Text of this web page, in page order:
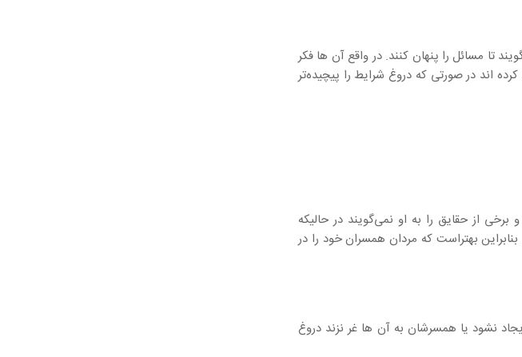
تا مسائل را پنهان کنند. در واقع آن ها فکر
اند در صورتی که دروغ شرایط را پیچیده‌تر
از حقایق را به او نمی‌گویند در حالیکه
بهتراست که مردان همسران خود را در
نشود یا همسرشان به آن ها غر نزند دروغ